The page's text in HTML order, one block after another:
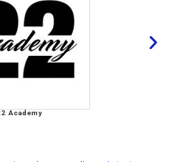
Academy